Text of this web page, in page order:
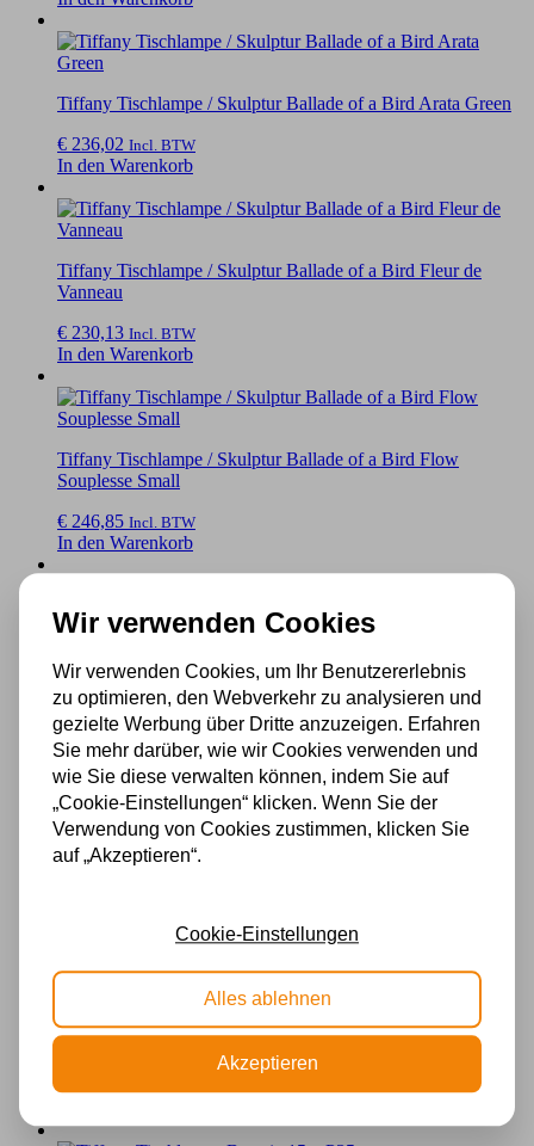
Tiffany Tischlampe / Skulptur Ballade of a Bird Arata Green
€ 236,02 Incl. BTW
In den Warenkorb
Tiffany Tischlampe / Skulptur Ballade of a Bird Fleur de
Vanneau
€ 230,13 Incl. BTW
In den Warenkorb
Tiffany Tischlampe / Skulptur Ballade of a Bird Flow
Souplesse Small
€ 246,85 Incl. BTW
In den Warenkorb
Flower Purple
€256,69 Incl. BTW
In den Warenkorb
Tiffany Tischlampe / Skulptur Ballade of a Bird Lovely
Flower Yellow
Tiffany Tischlampe / Skulptur Ballade of a Bird Tender
€
Wir verwenden Cookies
Wir verwenden Cookies, um Ihr Benutzererlebnis
zu optimieren, den Webverkehr zu analysieren und
gezielte Werbung über Dritte anzuzeigen. Erfahren
Sie mehr darüber, wie wir Cookies verwenden und
wie Sie diese verwalten können, indem Sie auf
„Cookie-Einstellungen“ klicken. Wenn Sie der
Verwendung von Cookies zustimmen, klicken Sie
auf „Akzeptieren“.
Cookie-Einstellungen
Alles ablehnen
Akzeptieren